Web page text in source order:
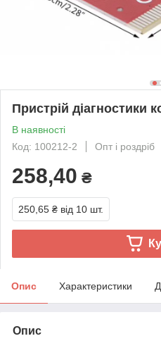
Пристрій діагностики
В наявності
Код: 100212-2
Опт і роздріб
258,40 ₴
250,65 ₴ від 10 шт.
Опис Характеристики
Опис